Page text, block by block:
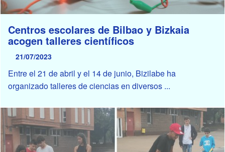
Centros escolares de Bilbao y Bizkaia
acogen talleres científicos
21/07/2023
Entre el 21 de abril y el 14 de junio, Bizilabe ha
organizado talleres de ciencias en diversos ...